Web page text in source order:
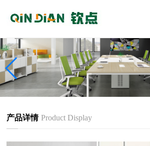
产品详情 Product Display